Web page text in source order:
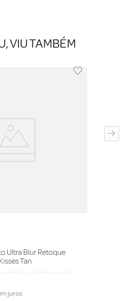
VIU TAMBÉM
Ultra Blur Retoque
Tan
juros